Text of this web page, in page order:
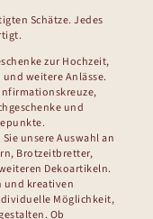
Schätze. Jedes
zur Hochzeit,
weitere Anlässe.
und
unsere Auswahl an
Brotzeitbretter,
Dekoartikeln.
und kreativen
Möglichkeit,
Ob